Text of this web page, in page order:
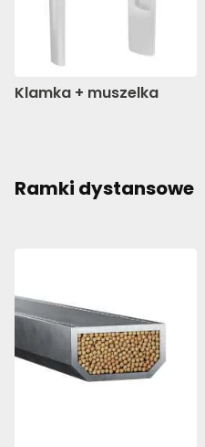
Klamka + muszelka
Ramki dystansowe